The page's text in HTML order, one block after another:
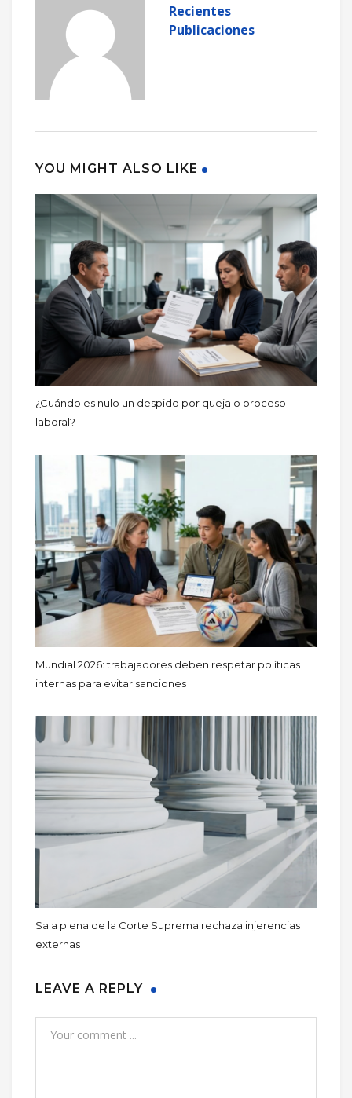
Recientes
Publicaciones
YOU MIGHT ALSO LIKE
¿Cuándo es nulo un despido por queja o proceso
laboral?
Mundial 2026: trabajadores deben respetar políticas
internas para evitar sanciones
Sala plena de la Corte Suprema rechaza injerencias
externas
LEAVE A REPLY